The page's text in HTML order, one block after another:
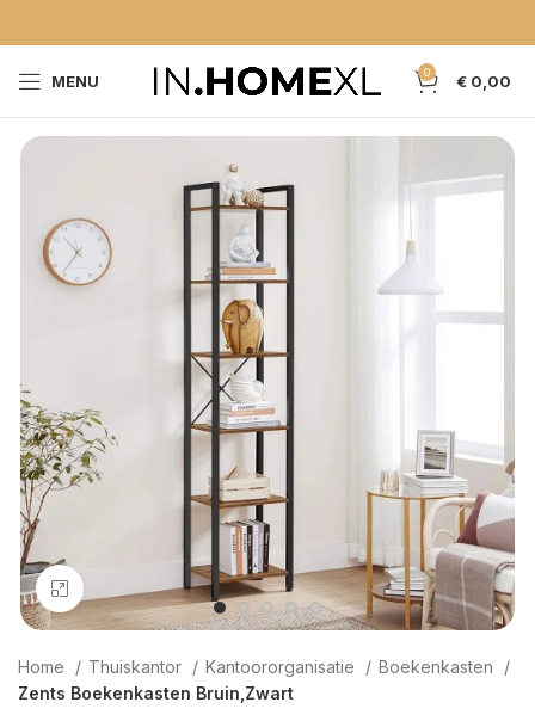
MENU 0 € 0,00
Click to enlarge
Home Thuiskantor Kantoororganisatie
Boekenkasten
Zents Boekenkasten Bruin,Zwart